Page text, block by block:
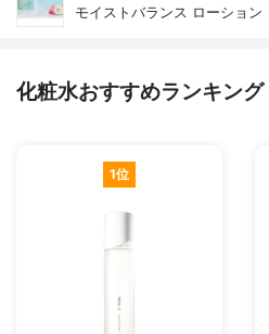
モイストバランス ローション
化粧水おすすめランキング
1位